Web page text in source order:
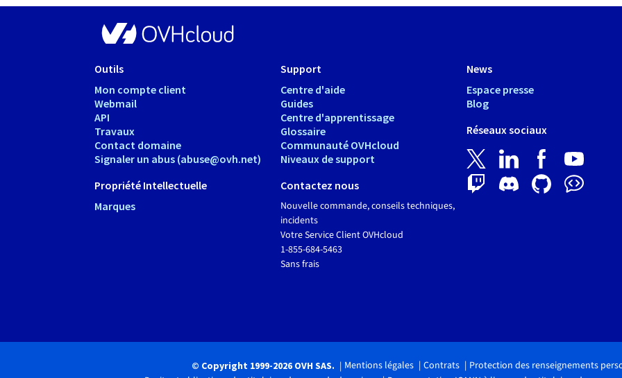
Outils
Mon compte client
Webmail
API
Travaux
Contact domaine
Signaler un abus (abuse@ovh.net)
Propriété Intellectuelle
Marques
Support
Centre d'aide
Guides
Centre d'apprentissage
Glossaire
Communauté OVHcloud
Niveaux de support
Contactez nous
Nouvelle commande, conseils techniques,
incidents
Votre Service Client OVHcloud
1-855-684-5463
Sans frais
News
Espace presse
Blog
Réseaux sociaux
© Copyright 1999-2026 OVH SAS. Mentions légales Contrats Protection des renseignements